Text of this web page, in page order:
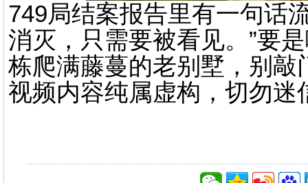
749局结案报告里有一句话
消灭，只需要被看见。”要
栋爬满藤蔓的老别墅，别
视频内容纯属虚构，切勿